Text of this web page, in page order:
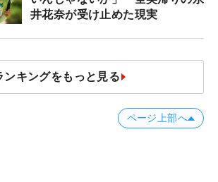
井花奈が受け止めた現実
ンキングをもっと見る
ページ上部へ